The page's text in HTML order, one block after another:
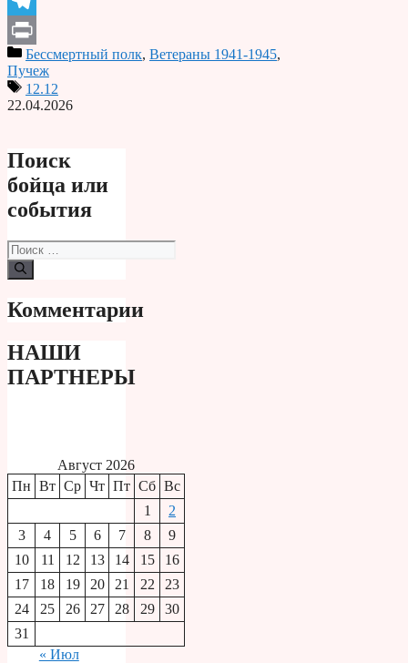
Telegram
PrintБессмертный полк, Ветераны 1941-1945,
Пучеж
12.12
22.04.2026
Поиск
бойца или
события
Поиск:
Комментарии
НАШИ
ПАРТНЕРЫ
Август 2026
Пн Вт Ср Чт Пт Сб Вс
1
2
3
4 5 6 7 8
9
10
11 12 13 14 15
16
17
18 19 20 21 22
23
24
25 26 27 28 29
30
31
« Июл